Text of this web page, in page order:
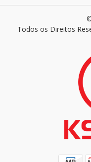
Todos os Direitos